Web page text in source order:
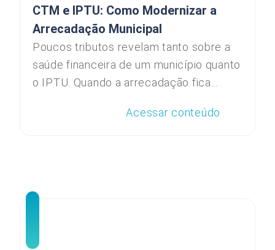
CTM e IPTU: Como Modernizar a
Arrecadação Municipal
Poucos tributos revelam tanto sobre a
saúde financeira de um município quanto
o IPTU. Quando a arrecadação fica...
Acessar conteúdo